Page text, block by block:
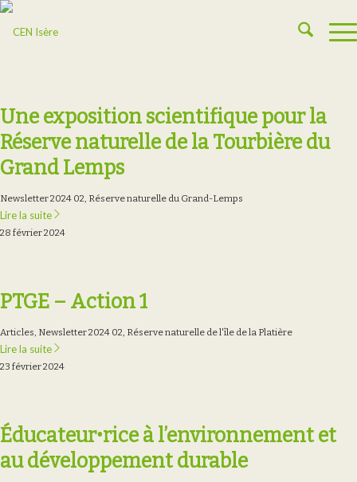
Une exposition scientifique pour la
Réserve naturelle de la Tourbière du
Grand Lemps
Newsletter 2024 02, Réserve naturelle du Grand-Lemps
Lire la suite
28 février 2024
PTGE – Action 1
Articles, Newsletter 2024 02, Réserve naturelle de l'île de la Platière
Lire la suite
23 février 2024
Éducateurꞏrice à l’environnement et
au développement durable